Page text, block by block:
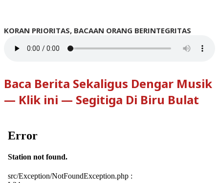
KORAN PRIORITAS, BACAAN ORANG BERINTEGRITAS
Baca Berita Sekaligus Dengar Musik
— Klik ini — Segitiga Di Biru Bulat